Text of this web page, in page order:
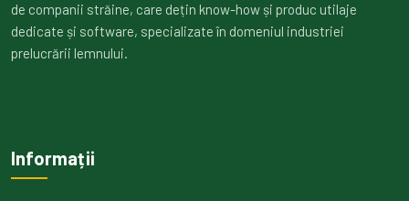
de companii străine, care dețin know-how și produc utilaje
dedicate și software, specializate în domeniul industriei
prelucrării lemnului.
Informații